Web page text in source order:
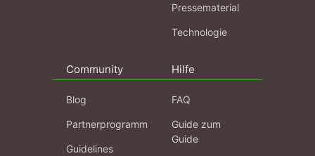
Pressematerial
Technologie
Community
Blog
Partnerprogramm
Guidelines
Hilfe
FAQ
Guide zum
Guide